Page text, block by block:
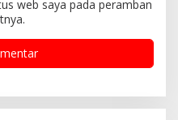
web saya pada peramban